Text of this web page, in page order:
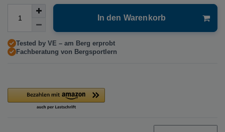
In den Warenkorb
Tested by VE – am Berg erprobt
Fachberatung von Bergsportlern